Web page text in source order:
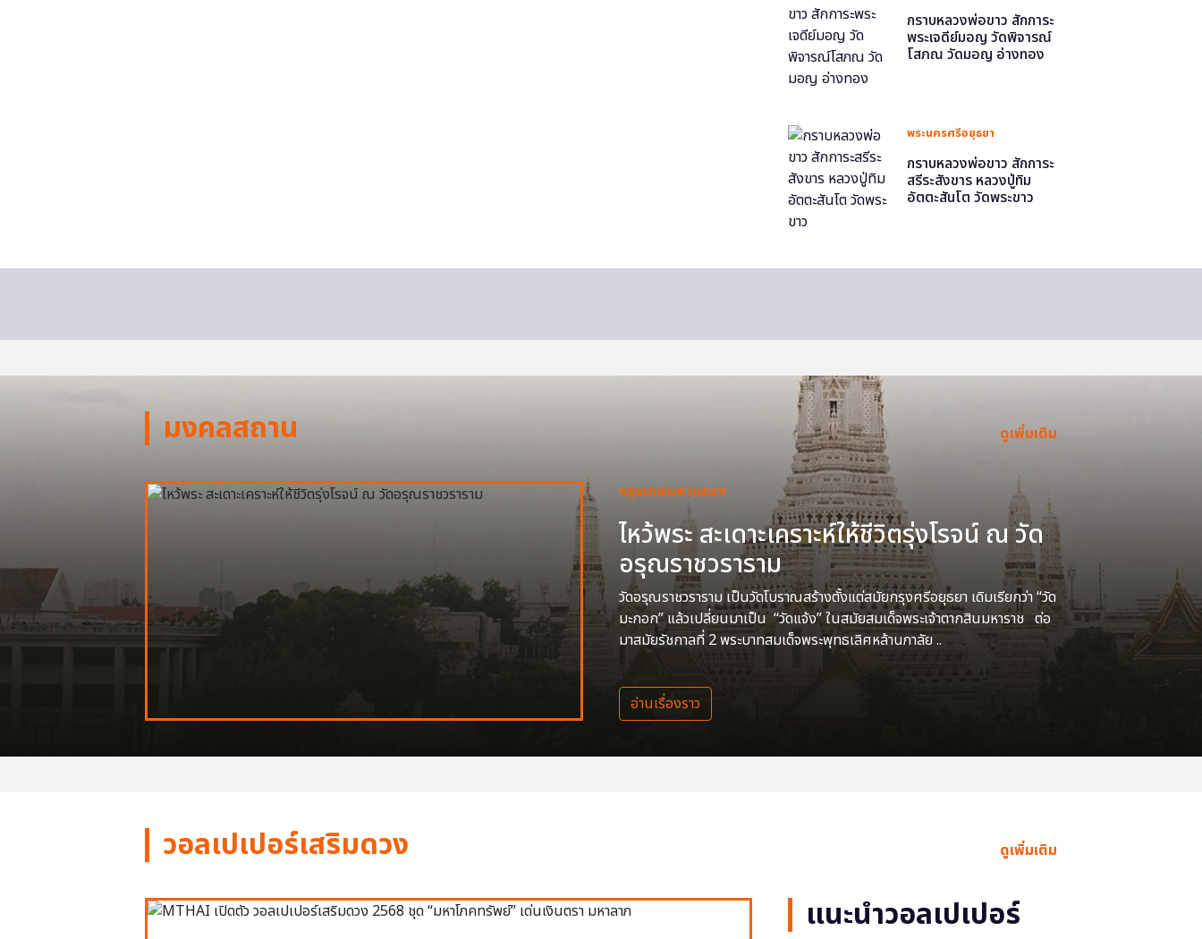
กราบหลวงพ่อขาว สักการะ
พระเจดีย์มอญ วัดพิจารณ์
โสภณ วัดมอญ อ่างทอง
พระนครศรีอยุธยา
กราบหลวงพ่อขาว สักการะ
สรีระสังขาร หลวงปู่ทิม
อัตตะสันโต วัดพระขาว
มงคลสถาน ดูเพิ่มเติม
กรุงเทพมหานครฯ
ไหว้พระ สะเดาะเคราะห์ให้ชีวิตรุ่งโรจน์ ณ วัด
อรุณราชวราราม
วัดอรุณราชวราราม เป็นวัดโบราณสร้างตั้งแต่สมัยกรุงศรีอยุธยา เดิมเรียกว่า “วัด
มะกอก” แล้วเปลี่ยนมาเป็น “วัดแจ้ง” ในสมัยสมเด็จพระเจ้าตากสินมหาราช ต่อ
มาสมัยรัชกาลที่ 2 พระบาทสมเด็จพระพุทธเลิศหล้านภาลัย ..
อ่านเรื่องราว
วอลเปเปอร์เสริมดวง ดูเพิ่มเติม
แนะนำวอลเปเปอร์